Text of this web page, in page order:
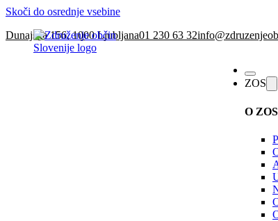
Skoči do osrednje vsebine
Dunajska 156, 1000 Ljubljana01 230 63 32
ZOS
O ZOS